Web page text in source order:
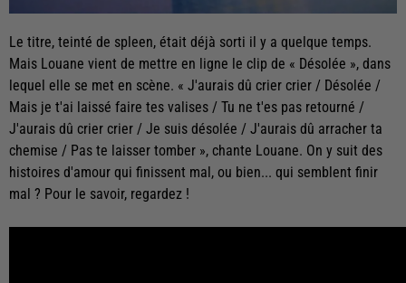
Le titre, teinté de spleen, était déjà sorti il y a quelque temps.
Mais Louane vient de mettre en ligne le clip de « Désolée », dans
lequel elle se met en scène. « J'aurais dû crier crier / Désolée /
Mais je t'ai laissé faire tes valises / Tu ne t'es pas retourné /
J'aurais dû crier crier / Je suis désolée / J'aurais dû arracher ta
chemise / Pas te laisser tomber », chante Louane. On y suit des
histoires d'amour qui finissent mal, ou bien... qui semblent finir
mal ? Pour le savoir, regardez !